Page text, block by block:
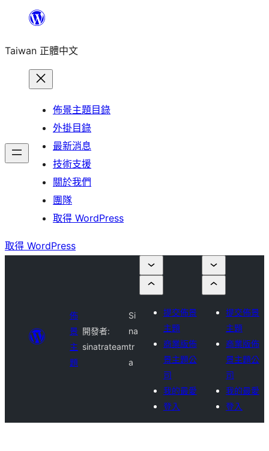
主
Taiwan 正體中文
佈景主題目錄
外掛目錄
最新消息
技術支援
關於我們
團隊
取得 WordPress
取得 WordPress
佈
景
主
題
開發者:
sinatrateam
Si
na
tr
a
提交佈景
主題
商業版佈
景主題公
司
我的最愛
登入
提交佈景
主題
商業版佈
景主題公
司
我的最愛
登入